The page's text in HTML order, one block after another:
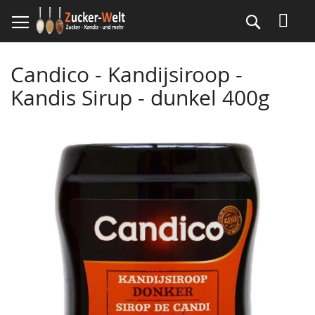
zum
Inhalt
Suche
Candico - Kandijsiroop -
Kandis Sirup - dunkel 400g